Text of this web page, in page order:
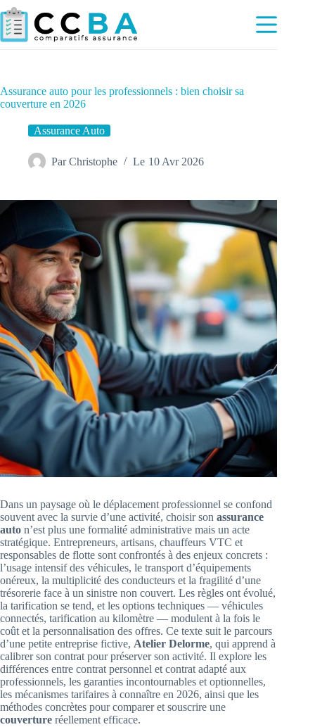
Passer
au
contenu
Assurance auto pour les professionnels : bien choisir sa
couverture en 2026
Assurance Auto
Par Christophe Le 10 Avr 2026
Dans un paysage où le déplacement professionnel se confond
souvent avec la survie d’une activité, choisir son assurance
auto n’est plus une formalité administrative mais un acte
stratégique. Entrepreneurs, artisans, chauffeurs VTC et
responsables de flotte sont confrontés à des enjeux concrets :
l’usage intensif des véhicules, le transport d’équipements
onéreux, la multiplicité des conducteurs et la fragilité d’une
trésorerie face à un sinistre non couvert. Les règles ont évolué,
la tarification se tend, et les options techniques — véhicules
connectés, tarification au kilomètre — modulent à la fois le
coût et la personnalisation des offres. Ce texte suit le parcours
d’une petite entreprise fictive, Atelier Delorme, qui apprend à
calibrer son contrat pour préserver son activité. Il explore les
différences entre contrat personnel et contrat adapté aux
professionnels, les garanties incontournables et optionnelles,
les mécanismes tarifaires à connaître en 2026, ainsi que les
méthodes concrètes pour comparer et souscrire une
couverture réellement efficace.